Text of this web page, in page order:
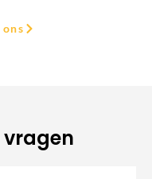
ons
vragen